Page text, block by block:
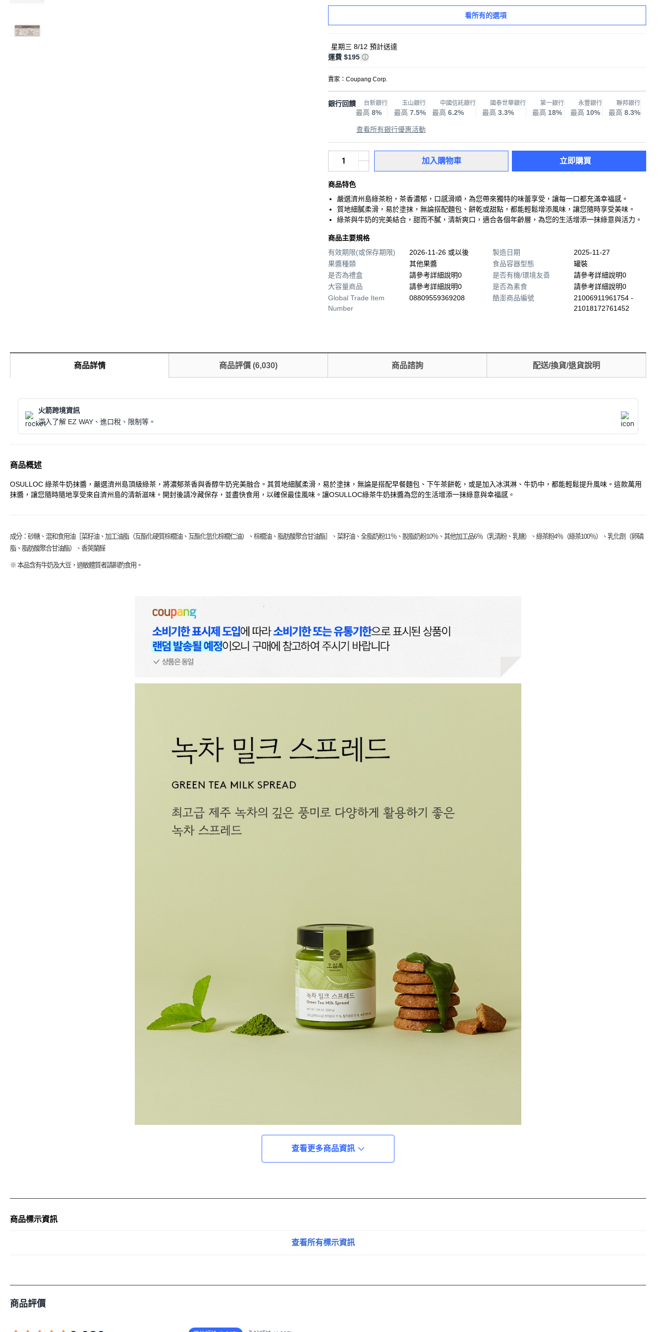
看所有的選項
星期三 8/12 預計送達
運費 $195
賣家： Coupang Corp.
銀行回饋 台新銀行
最高 8%
玉山銀行
最高 7.5%
中國信託銀行
最高 6.2%
國泰世華銀行
最高 3.3%
第一銀行
最高 18%
永豐銀行
最高 10%
聯邦銀行
最高 8.3%
查看所有銀行優惠活動
加入購物車 立即購買
商品特色
嚴選濟州島綠茶粉，茶香濃郁，口感滑順，為您帶來獨特的味蕾享受，讓每一口都充滿幸福感。
質地細膩柔滑，易於塗抹，無論搭配麵包、餅乾或甜點，都能輕鬆增添風味，讓您隨時享受美味。
綠茶與牛奶的完美結合，甜而不膩，清新爽口，適合各個年齡層，為您的生活增添一抹綠意與活力。
商品主要規格
有效期限(或保存期限)
2026-11-26 或以後
果醬種類
其他果醬
是否為禮盒
請參考詳細說明0
大容量商品
請參考詳細說明0
Global Trade Item
Number
08809559369208
製造日期
2025-11-27
食品容器型態
罐裝
是否有機/環境友善
請參考詳細說明0
是否為素食
請參考詳細說明0
酷澎商品編號
21006911961754 -
21018172761452
商品詳情 商品評價 (6,030) 商品諮詢 配送/換貨/退貨說明
火箭跨境資訊
深入了解 EZ WAY、進口稅、限制等。
商品概述
OSULLOC 綠茶牛奶抹醬，嚴選濟州島頂級綠茶，將濃郁茶香與香醇牛奶完美融合。其質地細膩柔滑，易於塗抹，無論是搭配早餐麵包、下午茶餅乾，或是加入冰淇淋、牛奶中，都能輕鬆提升風味。這款萬用
抹醬，讓您隨時隨地享受來自濟州島的清新滋味。開封後請冷藏保存，並盡快食用，以確保最佳風味。讓OSULLOC綠茶牛奶抹醬為您的生活增添一抹綠意與幸福感。
成分：砂糖、混和食用油［菜籽油、加工油脂（互酯化硬質棕櫚油、互酯化氫化棕櫚仁油）、棕櫚油、脂肪酸聚合甘油酯］、菜籽油、全脂奶粉11％、脫脂奶粉10％、其他加工品6％（乳清粉、乳糖）、綠茶粉4％（綠茶100％）、乳化劑（卵磷
脂、脂肪酸聚合甘油酯）、香莢蘭醛
※ 本品含有牛奶及大豆，過敏體質者請斟酌食用。
查看更多商品資訊
商品標示資訊
查看所有標示資訊
商品評價